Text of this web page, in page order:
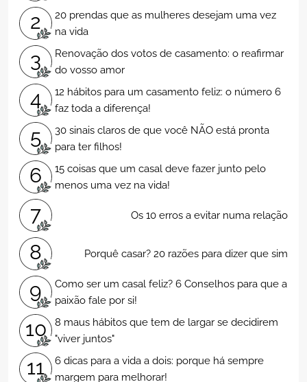
2
20 prendas que as mulheres desejam uma vez
na vida
3
Renovação dos votos de casamento: o reafirmar
do vosso amor
4
12 hábitos para um casamento feliz: o número 6
faz toda a diferença!
5
30 sinais claros de que você NÃO está pronta
para ter filhos!
6
15 coisas que um casal deve fazer junto pelo
menos uma vez na vida!
7 Os 10 erros a evitar numa relação
8 Porquê casar? 20 razões para dizer que sim
9
Como ser um casal feliz? 6 Conselhos para que a
paixão fale por si!
10
8 maus hábitos que tem de largar se decidirem
"viver juntos"
11
6 dicas para a vida a dois: porque há sempre
margem para melhorar!